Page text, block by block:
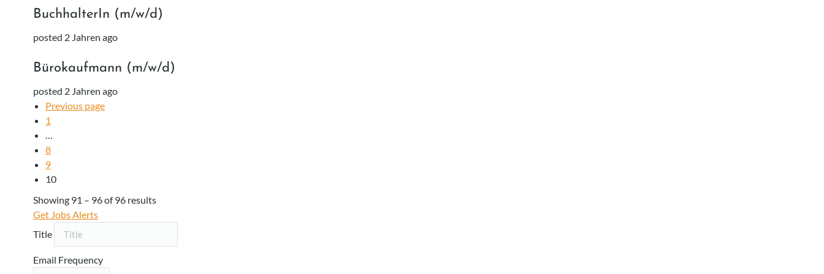
BuchhalterIn (m/w/d)
posted 2 Jahren ago
Bürokaufmann (m/w/d)
posted 2 Jahren ago
Previous page
1
…
8
9
10
Showing 91 – 96of 96 results
Get Jobs Alerts
Title
Email Frequency